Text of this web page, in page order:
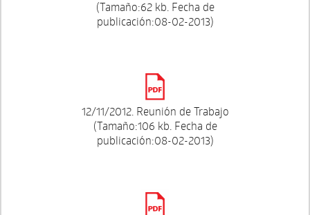
(Tamaño:62 kb. Fecha de
publicación:08-02-2013)
12/11/2012. Reunión de Trabajo
(Tamaño:106 kb. Fecha de
publicación:08-02-2013)